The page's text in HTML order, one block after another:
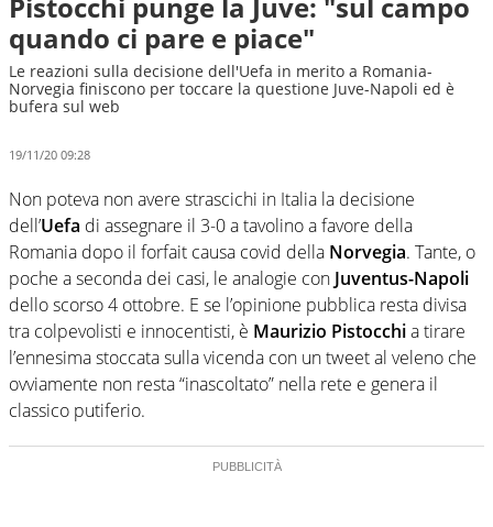
quando ci pare e piace"
Le reazioni sulla decisione dell'Uefa in merito a Romania-
Norvegia finiscono per toccare la questione Juve-Napoli ed è
bufera sul web
19/11/20 09:28
Non poteva non avere strascichi in Italia la decisione
dell’Uefa di assegnare il 3-0 a tavolino a favore della
Romania dopo il forfait causa covid della Norvegia. Tante, o
poche a seconda dei casi, le analogie con Juventus-Napoli
dello scorso 4 ottobre. E se l’opinione pubblica resta divisa
tra colpevolisti e innocentisti, è Maurizio Pistocchia tirare
l’ennesima stoccata sulla vicenda con un tweet al veleno che
ovviamente non resta “inascoltato” nella rete e genera il
classico putiferio.